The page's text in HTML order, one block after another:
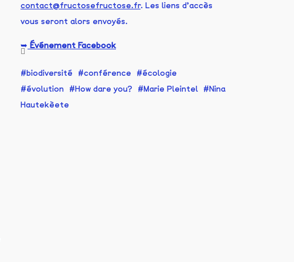
contact@fructosefructose.fr. Les liens d’accès
vous seront alors envoyés.
➥ Événement Facebook
biodiversité conférence
écologie
évolution
How dare you? Marie Pleintel
Nina
Hautekèete